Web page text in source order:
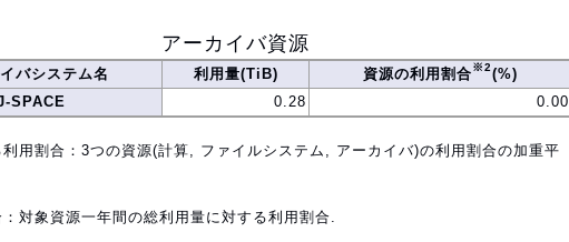
アーカイバ資源
バシステム名 利用量(TiB) 資源の利用割合※2(%)
SPACE
0.28 0.00
用割合：3つの資源(計算, ファイルシステム, アーカイバ)の利用割合の加重平
対象資源一年間の総利用量に対する利用割合.